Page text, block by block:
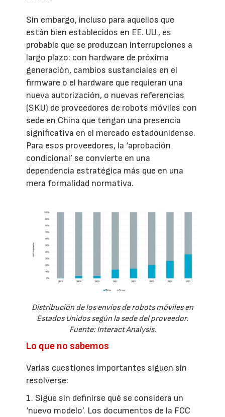
Sin embargo, incluso para aquellos que
están bien establecidos en EE. UU., es
probable que se produzcan interrupciones a
largo plazo: con hardware de próxima
generación, cambios sustanciales en el
firmware o el hardware que requieran una
nueva autorización, o nuevas referencias
(SKU) de proveedores de robots móviles con
sede en China que tengan una presencia
significativa en el mercado estadounidense.
Para esos proveedores, la ‘aprobación
condicional’ se convierte en una
dependencia estratégica más que en una
mera formalidad normativa.
Distribución de los envíos de robots móviles en
Estados Unidos según la sede del proveedor.
Fuente: Interact Analysis.
Lo que no sabemos
Varias cuestiones importantes siguen sin
resolverse:
1. Sigue sin definirse qué se considera un
‘nuevo modelo’. Los documentos de la FCC